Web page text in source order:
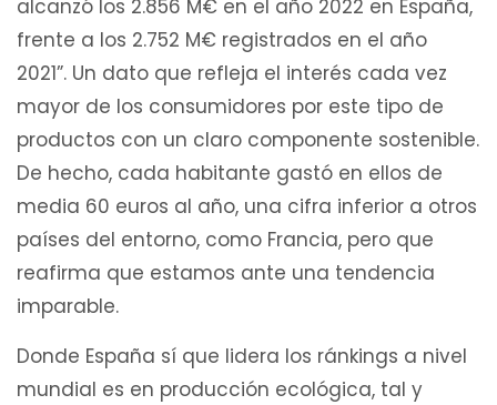
alcanzó los 2.856 M€ en el año 2022 en España,
frente a los 2.752 M€ registrados en el año
2021”. Un dato que refleja el interés cada vez
mayor de los consumidores por este tipo de
productos con un claro componente sostenible.
De hecho, cada habitante gastó en ellos de
media 60 euros al año, una cifra inferior a otros
países del entorno, como Francia, pero que
reafirma que estamos ante una tendencia
imparable.
Donde España sí que lidera los ránkings a nivel
mundial es en producción ecológica, tal y